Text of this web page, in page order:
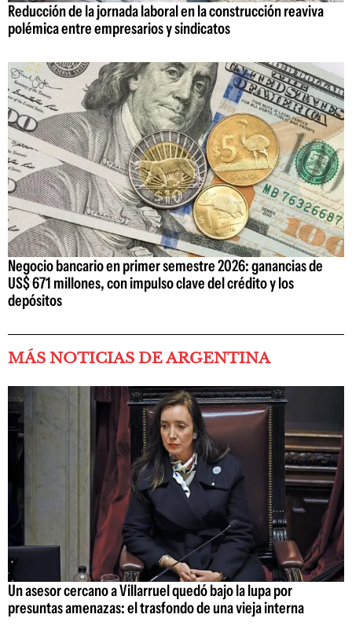
Reducción de la jornada laboral en la construcción reaviva
polémica entre empresarios y sindicatos
Negocio bancario en primer semestre 2026: ganancias de
US$ 671 millones, con impulso clave del crédito y los
depósitos
MÁS NOTICIAS DE ARGENTINA
Un asesor cercano a Villarruel quedó bajo la lupa por
presuntas amenazas: el trasfondo de una vieja interna